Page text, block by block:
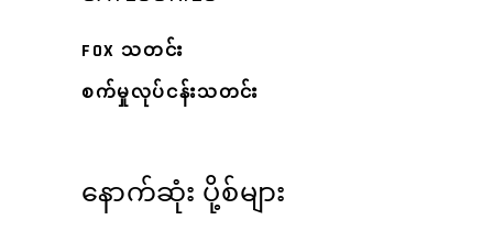
FOX သတင်း
စက်မှုလုပ်ငန်းသတင်း
နောက်ဆုံး ပို့စ်များ